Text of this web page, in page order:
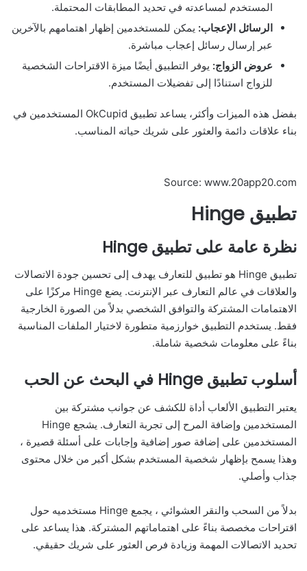
المستخدم لمساعدته في تحديد المطابقات المحتملة.
الرسائل الإعجاب: يمكن للمستخدمين إظهار اهتمامهم بالآخرين
عبر إرسال رسائل إعجاب مباشرة.
عروض الزواج: يوفر التطبيق أيضًا ميزة الاقتراحات الشخصية
للزواج استنادًا إلى تفضيلات المستخدم.
بفضل هذه الميزات وأكثر، يساعد تطبيق OkCupid المستخدمين في
بناء علاقات دائمة والعثور على شريك حياته المناسب.
Source: www.20app20.com
تطبيق Hinge
نظرة عامة على تطبيق Hinge
تطبيق Hinge هو تطبيق للتعارف يهدف إلى تحسين جودة الاتصالات
والعلاقات في عالم التعارف عبر الإنترنت. يضع Hinge مركزًا على
الاهتمامات المشتركة والتوافق الشخصي بدلاً من الصورة الخارجية
فقط. يستخدم التطبيق خوارزمية متطورة لاختيار الملفات المناسبة
بناءً على معلومات شخصية شاملة.
أسلوب تطبيق Hinge في البحث عن الحب
يعتبر التطبيق الألعاب أداة للكشف عن جوانب مشتركة بين
المستخدمين وإضافة المرح إلى تجربة التعارف. يشجع Hinge
المستخدمين على إضافة صور إضافية وإجابات على أسئلة قصيرة ،
وهذا يسمح بإظهار شخصية المستخدم بشكل أكبر من خلال محتوى
جذاب وأصلي.
بدلاً من السحب والنقر العشوائي ، يجمع Hinge مستخدميه حول
اقتراحات مخصصة بناءً على اهتماماتهم المشتركة. هذا يساعد على
تحديد الاتصالات المهمة وزيادة فرص العثور على شريك حقيقي.